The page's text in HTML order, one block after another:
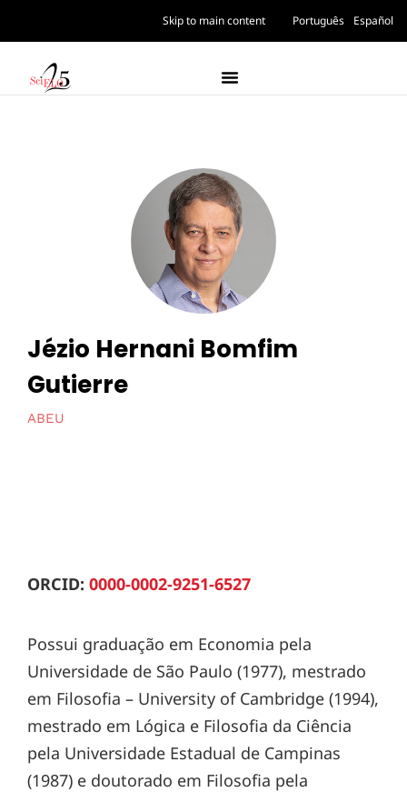
Skip to main content Português Español
Jézio Hernani Bomfim
Gutierre
ABEU
ORCID: 0000-0002-9251-6527
Possui graduação em Economia pela
Universidade de São Paulo (1977), mestrado
em Filosofia – University of Cambridge (1994),
mestrado em Lógica e Filosofia da Ciência
pela Universidade Estadual de Campinas
(1987) e doutorado em Filosofia pela